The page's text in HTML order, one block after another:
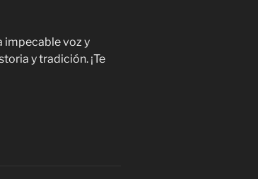
impecable voz y
y tradición. ¡Te